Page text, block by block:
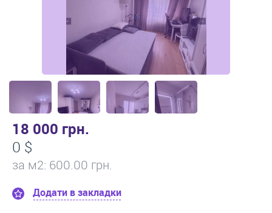
18 000 грн.
0 $
за м2: 600.00 грн.
Додати в закладки